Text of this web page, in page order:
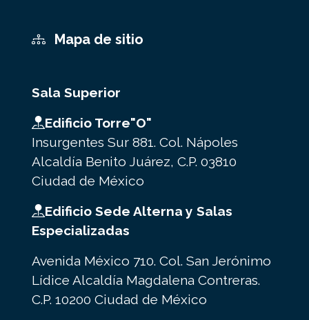
Mapa de sitio
Sala Superior
Edificio Torre"O"
Insurgentes Sur 881. Col. Nápoles
Alcaldía Benito Juárez, C.P. 03810
Ciudad de México
Edificio Sede Alterna y Salas
Especializadas
Avenida México 710. Col. San Jerónimo
Lídice Alcaldía Magdalena Contreras.
C.P. 10200 Ciudad de México